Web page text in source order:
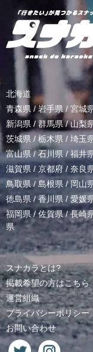
北海道
青森県 / 岩手県/ 宮城
新潟県 /群馬県/山梨
茨城県 / 栃木県 / 埼玉
富山県 /石川県/福井
滋賀県 / 京都府 / 奈良
鳥取県/ 島根県 /岡山
徳島県 /香川県 / 愛媛
福岡県/佐賀県/長崎
県
スナカラとは?
掲載希望の方はこちら
運営組織
プライバシーポリシー
お問い合わせ